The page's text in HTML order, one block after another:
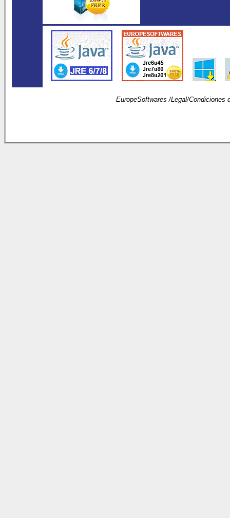
EuropeSoftwares /Legal/Condiciones